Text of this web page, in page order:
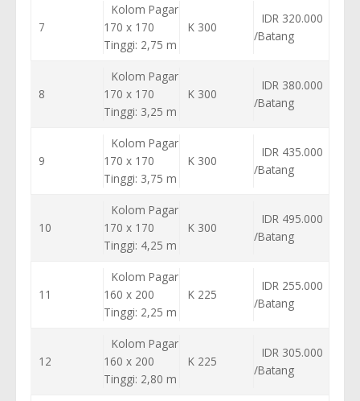
7
Kolom Pagar
170 x 170
Tinggi: 2,75 m
K 300
IDR 320.000
/Batang
8
Kolom Pagar
170 x 170
Tinggi: 3,25 m
K 300
IDR 380.000
/Batang
9
Kolom Pagar
170 x 170
Tinggi: 3,75 m
K 300
IDR 435.000
/Batang
10
Kolom Pagar
170 x 170
Tinggi: 4,25 m
K 300
IDR 495.000
/Batang
11
Kolom Pagar
160 x 200
Tinggi: 2,25 m
K 225
IDR 255.000
/Batang
12
Kolom Pagar
160 x 200
Tinggi: 2,80 m
K 225
IDR 305.000
/Batang